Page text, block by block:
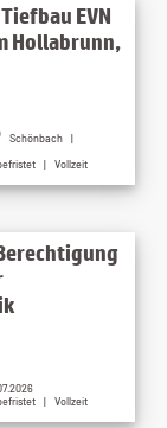
EVN
Hollabrunn,
Schönbach |
| Vollzeit
| Vollzeit